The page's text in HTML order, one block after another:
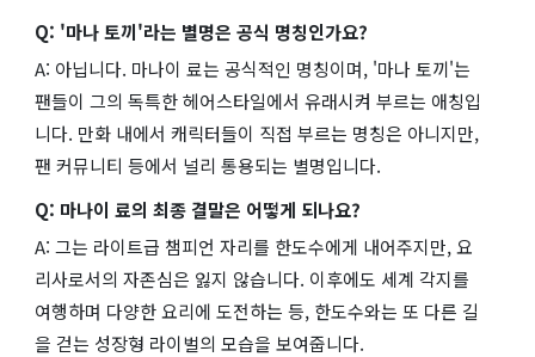
Q: '마나 토끼'라는 별명은 공식 명칭인가요?
A: 아닙니다. 마나이 료는 공식적인 명칭이며, '마나 토끼'는
팬들이 그의 독특한 헤어스타일에서 유래시켜 부르는 애칭입
니다. 만화 내에서 캐릭터들이 직접 부르는 명칭은 아니지만,
팬 커뮤니티 등에서 널리 통용되는 별명입니다.
Q: 마나이 료의 최종 결말은 어떻게 되나요?
A: 그는 라이트급 챔피언 자리를 한도수에게 내어주지만, 요
리사로서의 자존심은 잃지 않습니다. 이후에도 세계 각지를
여행하며 다양한 요리에 도전하는 등, 한도수와는 또 다른 길
을 걷는 성장형 라이벌의 모습을 보여줍니다.